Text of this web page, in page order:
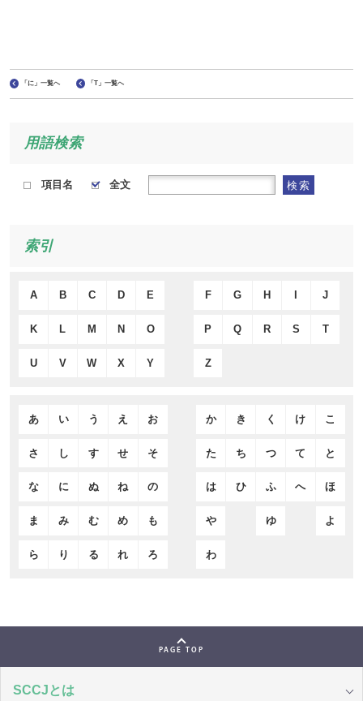
「に」一覧へ 「T」一覧へ
用語検索
項目名 全文 検索
索引
A B C D E F G H J
K L M N O P Q R S T
U V W X Y Z
あ い う え お か き く け こ
さ し す せ そ た ち つ て と
な に ぬ ね の は ひ ふ へ ほ
ま み む め も や ゆ よ
ら り る れ ろ わ
PAGE TOP
SCCJとは